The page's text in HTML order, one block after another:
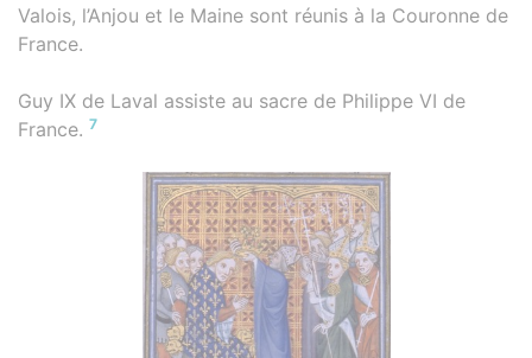
Valois, l’Anjou et le Maine sont réunis à la Couronne de
France.
Guy IX de Laval assiste au sacre de Philippe VI de
France. 7